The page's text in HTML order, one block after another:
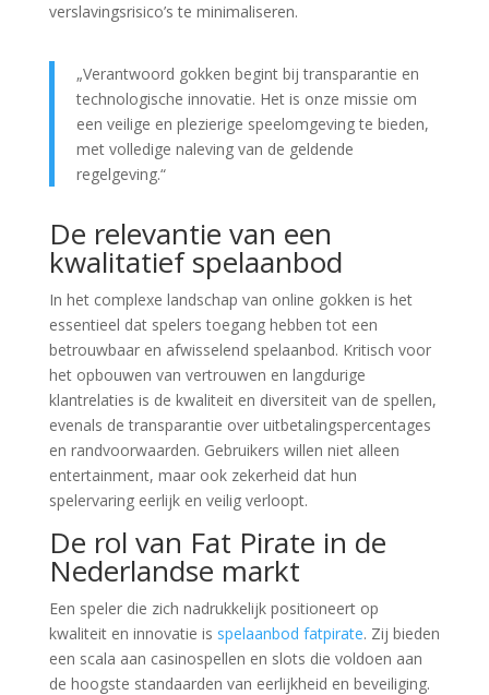
verslavingsrisico’s te minimaliseren.
„Verantwoord gokken begint bij transparantie en
technologische innovatie. Het is onze missie om
een veilige en plezierige speelomgeving te bieden,
met volledige naleving van de geldende
regelgeving.“
De relevantie van een
kwalitatief spelaanbod
In het complexe landschap van online gokken is het
essentieel dat spelers toegang hebben tot een
betrouwbaar en afwisselend spelaanbod. Kritisch voor
het opbouwen van vertrouwen en langdurige
klantrelaties is de kwaliteit en diversiteit van de spellen,
evenals de transparantie over uitbetalingspercentages
en randvoorwaarden. Gebruikers willen niet alleen
entertainment, maar ook zekerheid dat hun
spelervaring eerlijk en veilig verloopt.
De rol van Fat Pirate in de
Nederlandse markt
Een speler die zich nadrukkelijk positioneert op
kwaliteit en innovatie is spelaanbod fatpirate. Zij bieden
een scala aan casinospellen en slots die voldoen aan
de hoogste standaarden van eerlijkheid en beveiliging.